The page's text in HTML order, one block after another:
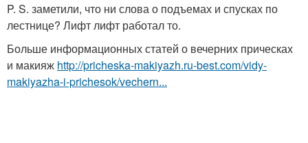
P. S. заметили, что ни слова о подъемах и спусках по
лестнице? Лифт лифт работал то.
Больше информационных статей о вечерних прическах
и макияж http://pricheska-makiyazh.ru-best.com/vidy-
makiyazha-i-prichesok/vechern...